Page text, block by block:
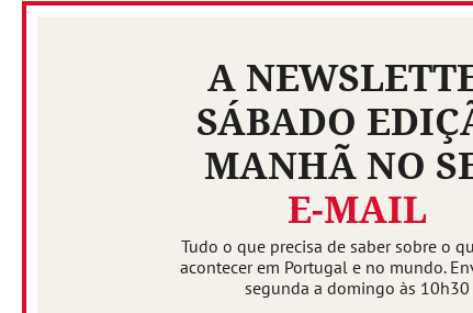
A
SÁBADO
MANHÃ NO
E-MAIL
Tudo o que precisa de saber sobre o
acontecer em Portugal e no mundo.
segunda a domingo às 10h30